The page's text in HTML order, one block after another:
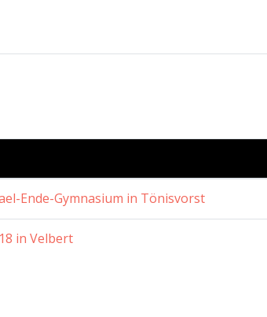
Ende-Gymnasium in Tönisvorst
in Velbert